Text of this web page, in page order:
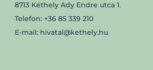
8713 Kéthely Ady Endre utca 1.
Telefon: +36 85 339 210
E-mail: hivatal@kethely.hu